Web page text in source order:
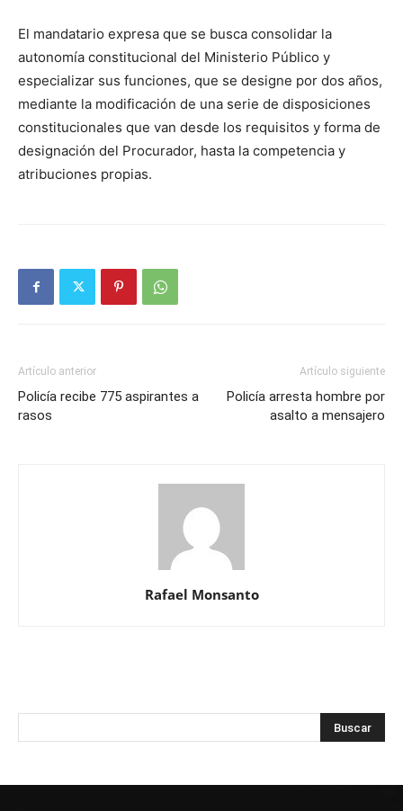
El mandatario expresa que se busca consolidar la
autonomía constitucional del Ministerio Público y
especializar sus funciones, que se designe por dos años,
mediante la modificación de una serie de disposiciones
constitucionales que van desde los requisitos y forma de
designación del Procurador, hasta la competencia y
atribuciones propias.
Artículo anterior
Policía recibe 775 aspirantes a
rasos
Artículo siguiente
Policía arresta hombre por
asalto a mensajero
Rafael Monsanto